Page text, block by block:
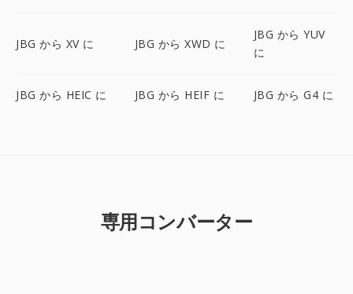
JBG から XV に JBG から XWD に
JBG から YUV
に
JBG から HEIC に JBG から HEIF に JBG から G4 に
専用コンバーター